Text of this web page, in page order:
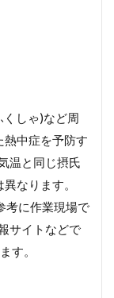
しゃ)など周
中症を予防す
温と同じ摂氏
なります。
考に作業現場で
サイトなどで
す。